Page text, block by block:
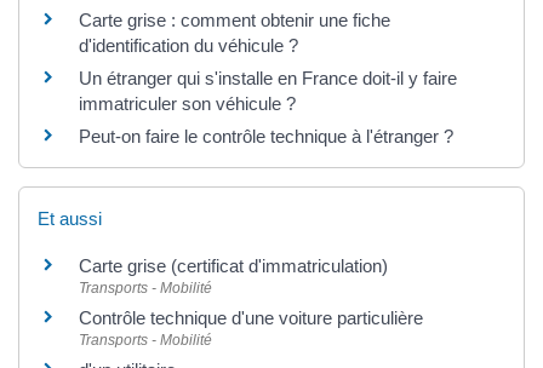
Carte grise : comment obtenir une fiche
d'identification du véhicule ?
Un étranger qui s'installe en France doit-il y faire
immatriculer son véhicule ?
Peut-on faire le contrôle technique à l'étranger ?
Et aussi
Carte grise (certificat d'immatriculation)
Transports - Mobilité
Contrôle technique d'une voiture particulière
Transports - Mobilité